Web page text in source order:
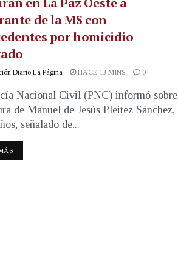
de la MS con
por homicidio
Diario La Página HACE 13 MINS 0
Nacional Civil (PNC) informó sobre
de Manuel de Jesús Pleitez Sánchez,
señalado de...